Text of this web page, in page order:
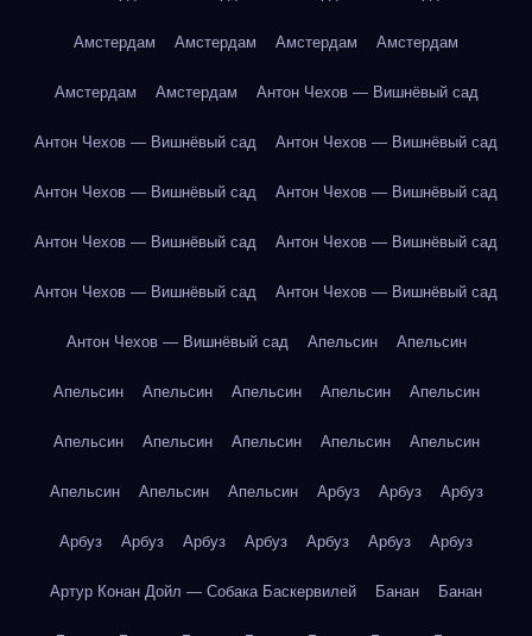
Амстердам Амстердам Амстердам Амстердам
Амстердам Амстердам Антон Чехов — Вишнёвый сад
Антон Чехов — Вишнёвый сад Антон Чехов — Вишнёвый сад
Антон Чехов — Вишнёвый сад Антон Чехов — Вишнёвый сад
Антон Чехов — Вишнёвый сад Антон Чехов — Вишнёвый сад
Антон Чехов — Вишнёвый сад Антон Чехов — Вишнёвый сад
Антон Чехов — Вишнёвый сад Апельсин Апельсин
Апельсин Апельсин Апельсин Апельсин Апельсин
Апельсин Апельсин Апельсин Апельсин Апельсин
Апельсин Апельсин Апельсин Арбуз Арбуз Арбуз
Арбуз Арбуз Арбуз Арбуз Арбуз Арбуз Арбуз
Артур Конан Дойл — Собака Баскервилей Банан Банан